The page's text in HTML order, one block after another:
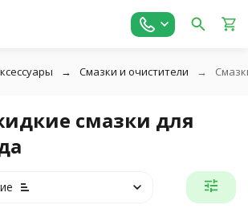
Смазки и очистители
смазки для